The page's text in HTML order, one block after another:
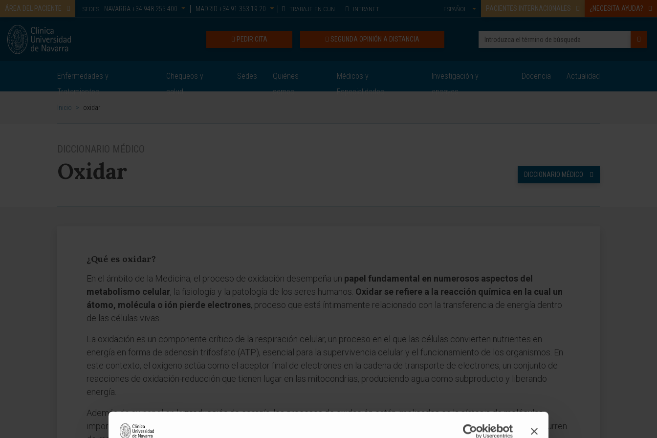
ÁREA DEL PACIENTE SEDES: NAVARRA +34 948 255 400 MADRID +34 91 353 19 20 TRABAJE EN CUN INTRANET PACIENTES INTERNACIONALES ¿NECESITA AYUDA?
ESPAÑOL
SEGUNDA OPINIÓN A DISTANCIA
PEDIR CITA
Enfermedades y
Tratamientos
Chequeos y
salud
Sedes
Quiénes
somos
Médicos y
Especialidades
Investigación y
ensayos
Docencia Actualidad
Inicio > oxidar
DICCIONARIO MÉDICO
Oxidar DICCIONARIO MÉDICO
¿Qué es oxidar?
En el ámbito de la Medicina, el proceso de oxidación desempeña un papel fundamental en numerosos aspectos del
metabolismo celular, la fisiología y la patología de los seres humanos. Oxidar se refiere a la reacción química en la cual un
átomo, molécula o ión pierde electrones, proceso que está íntimamente relacionado con la transferencia de energía dentro
de las células vivas.
La oxidación es un componente crítico de la respiración celular, un proceso en el que las células convierten nutrientes en
energía en forma de adenosín trifosfato (ATP), esencial para la supervivencia celular y el funcionamiento de los organismos. En
este contexto, el oxígeno actúa como el aceptor final de electrones en la cadena de transporte de electrones, un conjunto de
reacciones de oxidación-reducción que tienen lugar en las mitocondrias, produciendo agua como subproducto y liberando
energía.
Además de su papel en la producción de energía, los procesos de oxidación están implicados en la síntesis de moléculas
importantes para el organismo, como los ácidos grasos y el colesterol. Sin embargo, cuando los procesos de oxidación ocurren